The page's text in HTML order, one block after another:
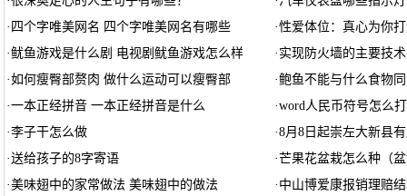
· 四个字唯美网名 四个字唯美网名有哪些 ·性爱体位：真心为你
·鱿鱼游戏是什么剧 电视剧鱿鱼游戏怎么样 · 实现防火墙的主要技
·如何瘦臀部赘肉 做什么运动可以瘦臀部 ·鲍鱼不能与什么食物
·一本正经拼音 一本正经拼音是什么 ·word人民币符号怎么
·李子干怎么做 ·8月8日起崇左大新县
·送给孩子的8字寄语 ·芒果花盆栽怎么种（
·美味翅中的家常做法 美味翅中的做法 · 中山博爱康报销理赔